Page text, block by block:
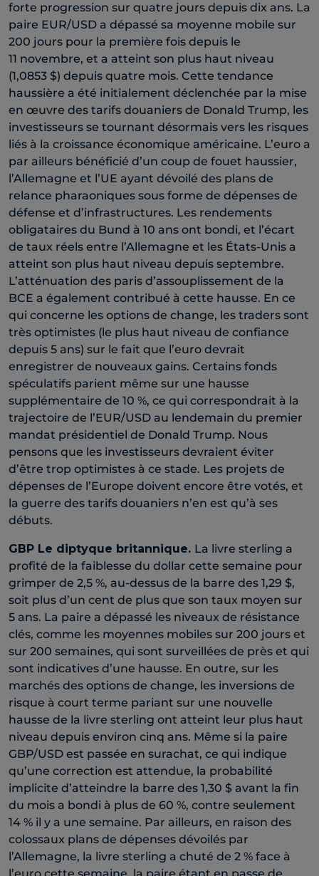
forte progression sur quatre jours depuis dix ans. La
paire EUR/USD a dépassé sa moyenne mobile sur
200 jours pour la première fois depuis le
11 novembre, et a atteint son plus haut niveau
(1,0853 $) depuis quatre mois. Cette tendance
haussière a été initialement déclenchée par la mise
en œuvre des tarifs douaniers de Donald Trump, les
investisseurs se tournant désormais vers les risques
liés à la croissance économique américaine. L’euro a
par ailleurs bénéficié d’un coup de fouet haussier,
l’Allemagne et l’UE ayant dévoilé des plans de
relance pharaoniques sous forme de dépenses de
défense et d’infrastructures. Les rendements
obligataires du Bund à 10 ans ont bondi, et l’écart
de taux réels entre l’Allemagne et les États-Unis a
atteint son plus haut niveau depuis septembre.
L’atténuation des paris d’assouplissement de la
BCE a également contribué à cette hausse. En ce
qui concerne les options de change, les traders sont
très optimistes (le plus haut niveau de confiance
depuis 5 ans) sur le fait que l’euro devrait
enregistrer de nouveaux gains. Certains fonds
spéculatifs parient même sur une hausse
supplémentaire de 10 %, ce qui correspondrait à la
trajectoire de l’EUR/USD au lendemain du premier
mandat présidentiel de Donald Trump. Nous
pensons que les investisseurs devraient éviter
d’être trop optimistes à ce stade. Les projets de
dépenses de l’Europe doivent encore être votés, et
la guerre des tarifs douaniers n’en est qu’à ses
débuts.
GBP Le diptyque britannique. La livre sterling a
profité de la faiblesse du dollar cette semaine pour
grimper de 2,5 %, au-dessus de la barre des 1,29 $,
soit plus d’un cent de plus que son taux moyen sur
5 ans. La paire a dépassé les niveaux de résistance
clés, comme les moyennes mobiles sur 200 jours et
sur 200 semaines, qui sont surveillées de près et qui
sont indicatives d’une hausse. En outre, sur les
marchés des options de change, les inversions de
risque à court terme pariant sur une nouvelle
hausse de la livre sterling ont atteint leur plus haut
niveau depuis environ cinq ans. Même si la paire
GBP/USD est passée en surachat, ce qui indique
qu’une correction est attendue, la probabilité
implicite d’atteindre la barre des 1,30 $ avant la fin
du mois a bondi à plus de 60 %, contre seulement
14 % il y a une semaine. Par ailleurs, en raison des
colossaux plans de dépenses dévoilés par
l’Allemagne, la livre sterling a chuté de 2 % face à